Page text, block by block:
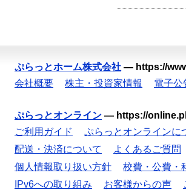
ぷらっとホーム株式会社 — https://
会社概要
株主・投資家情報 電子公
ぷらっとオンライン — https://
ご利用ガイド
ぷらっとオンラインに
配送・決済について
よくあるご質問
個人情報取り扱い方針
校費・公費・
IPv6への取り組み
お客様からの声